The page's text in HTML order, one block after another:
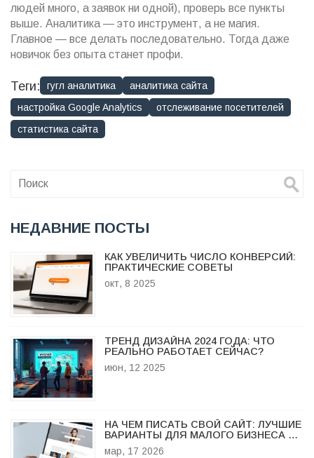
людей много, а заявок ни одной), проверь все пункты
выше. Аналитика — это инструмент, а не магия.
Главное — все делать последовательно. Тогда даже
новичок без опыта станет профи.
Теги: гугл аналитика
аналитика сайта
настройка Google Analytics
отслеживание посетителей
статистика сайта
НЕДАВНИЕ ПОСТЫ
КАК УВЕЛИЧИТЬ ЧИСЛО КОНВЕРСИЙ:
ПРАКТИЧЕСКИЕ СОВЕТЫ
окт, 8 2025
ТРЕНД ДИЗАЙНА 2024 ГОДА: ЧТО
РЕАЛЬНО РАБОТАЕТ СЕЙЧАС?
июн, 12 2025
НА ЧЕМ ПИСАТЬ СВОЙ САЙТ: ЛУЧШИЕ
ВАРИАНТЫ ДЛЯ МАЛОГО БИЗНЕСА В
2026 ГОДУ
мар, 17 2026